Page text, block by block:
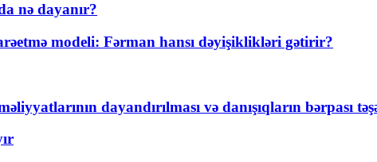
nə dayanır?
modeli: Fərman hansı dəyişiklikləri gətirir?
dayandırılması və danışıqların bərpası